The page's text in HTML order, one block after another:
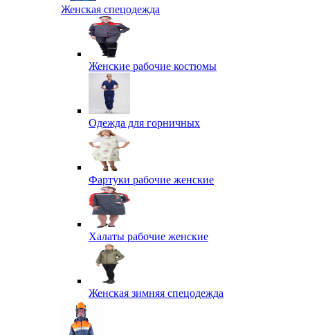
Женская спецодежда
Женские рабочие костюмы
Одежда для горничных
Фартуки рабочие женские
Халаты рабочие женские
Женская зимняя спецодежда